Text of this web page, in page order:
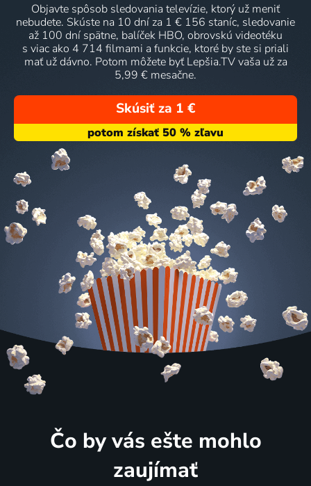
Objavte spôsob sledovania televízie, ktorý už meniť
nebudete. Skúste na 10 dní za 1 € 156 staníc, sledovanie
až 100 dní spätne, balíček HBO, obrovskú videotéku
s viac ako 4 714 filmami a funkcie, ktoré by ste si priali
mať už dávno. Potom môžete byť Lepšia.TV vaša už za
5,99 € mesačne.
Skúsiť za 1 €
Čo by vás ešte mohlo
zaujímať